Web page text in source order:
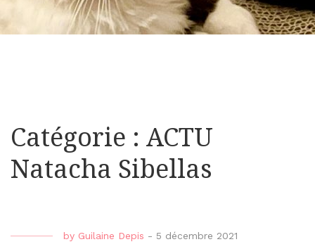
Catégorie : ACTU
Natacha Sibellas
by Guilaine Depis - 5 décembre 2021